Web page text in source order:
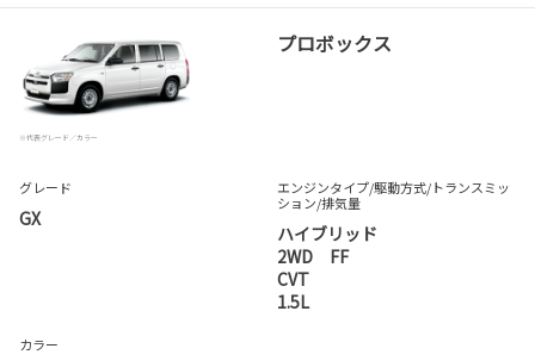
プロボックス
※代表グレード／カラー
グレード
GX
エンジンタイプ/駆動方式/トランスミッ
ション/排気量
ハイブリッド
2WD FF
CVT
1.5L
カラー